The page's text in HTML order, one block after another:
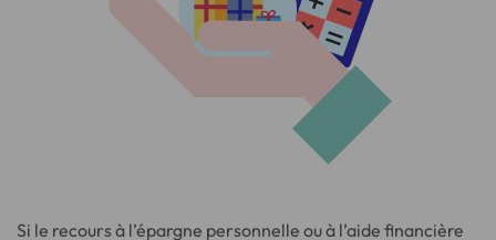
Si le recours à l’épargne personnelle ou à l’aide financière